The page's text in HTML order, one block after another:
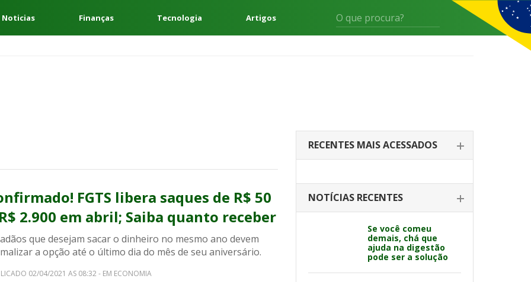
Finanças Tecnologia Artigos
FGTS libera saques de R$ 50
2.900 em abril; Saiba quanto receber
que desejam sacar o dinheiro no mesmo ano devem
a opção até o último dia do mês de seu aniversário.
02/04/2021 AS 08:32 - EM ECONOMIA
RECENTES MAIS ACESSADOS
NOTÍCIAS RECENTES
Se você comeu
demais, chá que
ajuda na digestão
pode ser a solução